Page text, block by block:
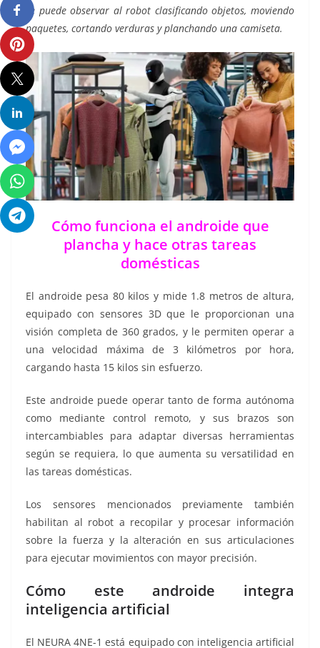
se puede observar al robot clasificando objetos, moviendo
paquetes, cortando verduras y planchando una camiseta.
Cómo funciona el androide que
plancha y hace otras tareas
domésticas
El androide pesa 80 kilos y mide 1.8 metros de altura,
equipado con sensores 3D que le proporcionan una
visión completa de 360 grados, y le permiten operar a
una velocidad máxima de 3 kilómetros por hora,
cargando hasta 15 kilos sin esfuerzo.
Este androide puede operar tanto de forma autónoma
como mediante control remoto, y sus brazos son
intercambiables para adaptar diversas herramientas
según se requiera, lo que aumenta su versatilidad en
las tareas domésticas.
Los sensores mencionados previamente también
habilitan al robot a recopilar y procesar información
sobre la fuerza y la alteración en sus articulaciones
para ejecutar movimientos con mayor precisión.
Cómo este androide integra
inteligencia artificial
El NEURA 4NE-1 está equipado con inteligencia artificial